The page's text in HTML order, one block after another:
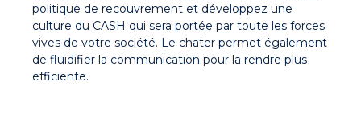
politique de recouvrement et développez une
culture du CASH qui sera portée par toute les forces
vives de votre société. Le chater permet également
de fluidifier la communication pour la rendre plus
efficiente.